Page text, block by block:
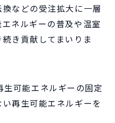
などの受注拡大に一層
ネルギーの普及や温室
き貢献してまいりま
可能エネルギーの固定
再生可能エネルギーを